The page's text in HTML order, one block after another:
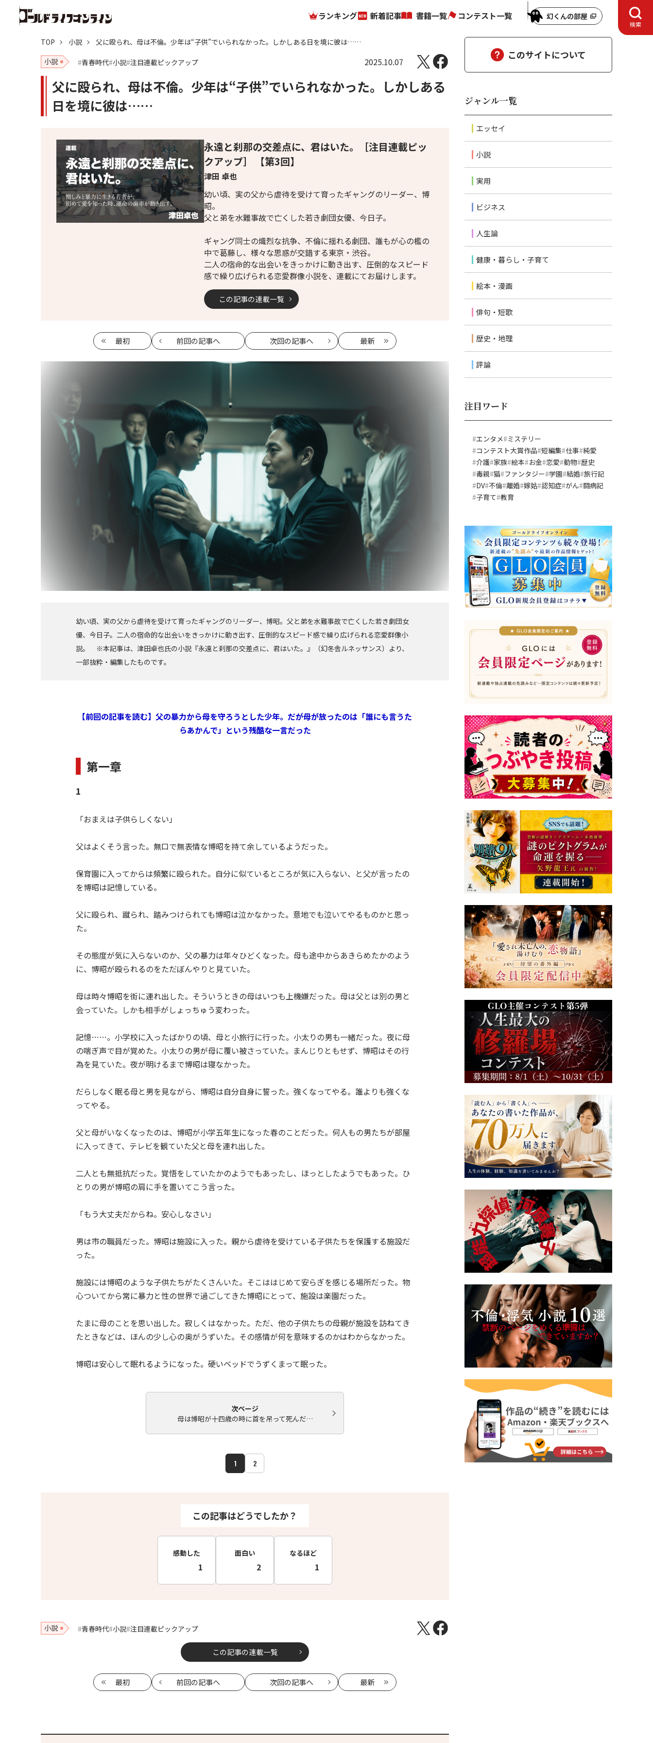
ランキング 新着記事 書籍一覧 コンテスト一覧 幻くんの部屋
検索
TOP 小説
父に殴られ、母は不倫。少年は“子供”でいられなかった。しかしある日を境に彼は……
小説
青春時代 小説 注目連載ピックアップ 2025.10.07
父に殴られ、母は不倫。少年は“子供”でいられなかった。しかしある
日を境に彼は……
永遠と刹那の交差点に、君はいた。［注目連載ピッ
クアップ］ 【第3回】
津田 卓也
幼い頃、実の父から虐待を受けて育ったギャングのリーダー、博
昭。
父と弟を水難事故で亡くした若き劇団女優、今日子。
ギャング同士の熾烈な抗争、不倫に揺れる劇団、誰もが心の檻の
中で葛藤し、様々な思惑が交錯する東京・渋谷。
二人の宿命的な出会いをきっかけに動き出す、圧倒的なスピード
感で繰り広げられる恋愛群像小説を、連載にてお届けします。
この記事の連載一覧
最初 前回の記事へ 次回の記事へ 最新
幼い頃、実の父から虐待を受けて育ったギャングのリーダー、博昭。父と弟を水難事故で亡くした若き劇団女
優、今日子。二人の宿命的な出会いをきっかけに動き出す、圧倒的なスピード感で繰り広げられる恋愛群像小
説。 ※本記事は、津田卓也氏の小説『永遠と刹那の交差点に、君はいた。』（幻冬舎ルネッサンス）より、
一部抜粋・編集したものです。
【前回の記事を読む】父の暴力から母を守ろうとした少年。だが母が放ったのは「誰にも言うた
らあかんで」という残酷な一言だった
第一章
1
「おまえは子供らしくない」
父はよくそう言った。無口で無表情な博昭を持て余しているようだった。
保育園に入ってからは頻繁に殴られた。自分に似ているところが気に入らない、と父が言ったの
を博昭は記憶している。
父に殴られ、蹴られ、踏みつけられても博昭は泣かなかった。意地でも泣いてやるものかと思っ
た。
その態度が気に入らないのか、父の暴力は年々ひどくなった。母も途中からあきらめたかのよう
に、博昭が殴られるのをただぼんやりと見ていた。
母は時々博昭を街に連れ出した。そういうときの母はいつも上機嫌だった。母は父とは別の男と
会っていた。しかも相手がしょっちゅう変わった。
記憶……。小学校に入ったばかりの頃、母と小旅行に行った。小太りの男も一緒だった。夜に母
の喘ぎ声で目が覚めた。小太りの男が母に覆い被さっていた。まんじりともせず、博昭はその行
為を見ていた。夜が明けるまで博昭は寝なかった。
だらしなく眠る母と男を見ながら、博昭は自分自身に誓った。強くなってやる。誰よりも強くな
ってやる。
父と母がいなくなったのは、博昭が小学五年生になった春のことだった。何人もの男たちが部屋
に入ってきて、テレビを観ていた父と母を連れ出した。
二人とも無抵抗だった。覚悟をしていたかのようでもあったし、ほっとしたようでもあった。ひ
とりの男が博昭の肩に手を置いてこう言った。
「もう大丈夫だからね。安心しなさい」
男は市の職員だった。博昭は施設に入った。親から虐待を受けている子供たちを保護する施設だ
った。
施設には博昭のような子供たちがたくさんいた。そこははじめて安らぎを感じる場所だった。物
心ついてから常に暴力と性の世界で過ごしてきた博昭にとって、施設は楽園だった。
たまに母のことを思い出した。寂しくはなかった。ただ、他の子供たちの母親が施設を訪ねてき
たときなどは、ほんの少し心の奥がうずいた。その感情が何を意味するのかはわからなかった。
博昭は安心して眠れるようになった。硬いベッドでうずくまって眠った。
次ページ
母は博昭が十四歳の時に首を吊って死んだ…
1 2
この記事はどうでしたか？
感動した
1
面白い
2
なるほど
1
小説 青春時代 小説 注目連載ピックアップ
この記事の連載一覧
最初 前回の記事へ 次回の記事へ 最新
このサイトについて
ジャンル一覧
エッセイ
小説
実用
ビジネス
人生論
健康・暮らし・子育て
絵本・漫画
俳句・短歌
歴史・地理
評論
注目ワード
エンタメ ミステリー
コンテスト大賞作品 短編集 仕事 純愛
介護 家族 絵本 お金 恋愛 動物 歴史
毒親 猫 ファンタジー 学園 結婚 旅行記
DV 不倫 離婚 嫁姑 認知症 がん 闘病記
子育て 教育